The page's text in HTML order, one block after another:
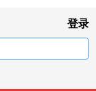
登录